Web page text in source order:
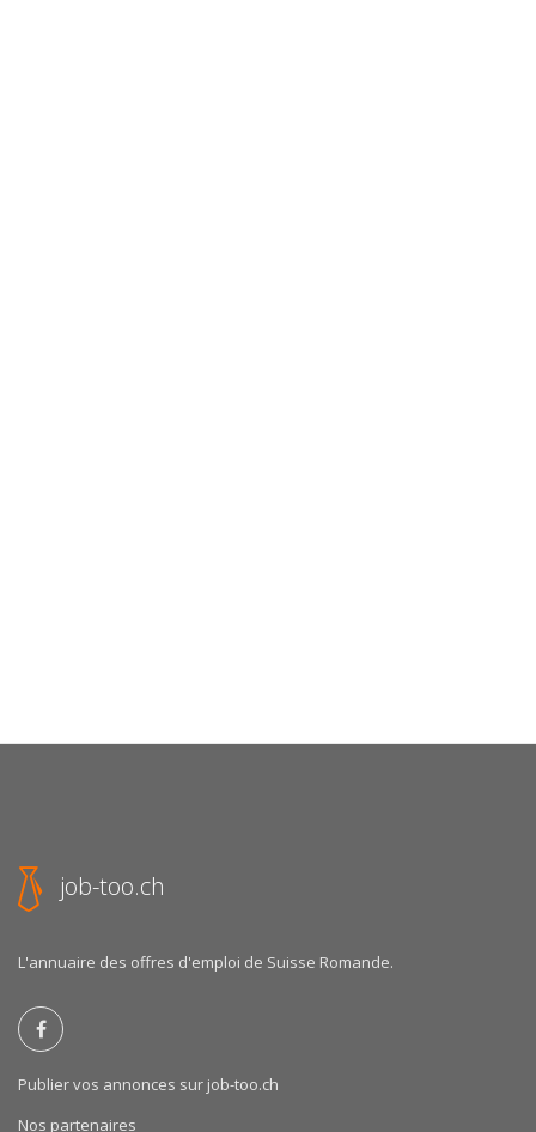
job-too.ch
L'annuaire des offres d'emploi de Suisse Romande.
Publier vos annonces sur job-too.ch
Nos partenaires